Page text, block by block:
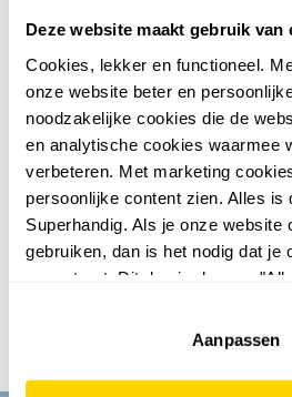
Deze website maakt gebruik van
Cookies, lekker en functioneel.
onze website beter en
noodzakelijke cookies die de
en analytische cookies waarmee
verbeteren. Met marketing
persoonlijke content zien. Alles is
Superhandig. Als je onze website
gebruiken, dan is het nodig dat je
accepteert. Dit doe je door op
website niet optimaal functioneert.
Aanpassen
kwaliteit. Onze groene blouses
hoogwaardige materialen die
zijn. Zo kunnen we de beste
betaalbare prijs.
groene blouse dames kopen
Heb je jouw ideale groene blouse
Bestel deze dan eenvoudig en
kunt ervoor kiezen om je
bezorgen of gratis af te halen in
Dan betaal je geen
Dan is dat geen probleem. Ruilen